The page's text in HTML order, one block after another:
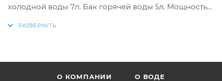
холодной воды 7л. Бак горячей воды 5л. Мощность
О КОМПАНИИ О ВОДЕ